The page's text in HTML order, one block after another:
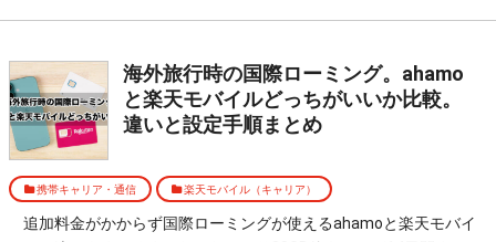
海外旅行時の国際ローミング。ahamo
と楽天モバイルどっちがいいか比較。
違いと設定手順まとめ
携帯キャリア・通信 楽天モバイル（キャリア）
追加料金がかからず国際ローミングが使えるahamoと楽天モバイ